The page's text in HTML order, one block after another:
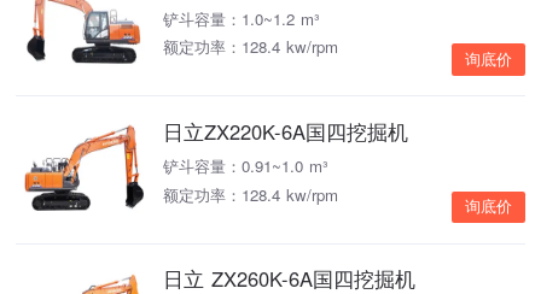
铲斗容量：1.0~1.2 m³
额定功率：128.4 kw/rpm
询底价
日立ZX220K-6A国四挖掘机
铲斗容量：0.91~1.0 m³
额定功率：128.4 kw/rpm
询底价
日立 ZX260K-6A国四挖掘机